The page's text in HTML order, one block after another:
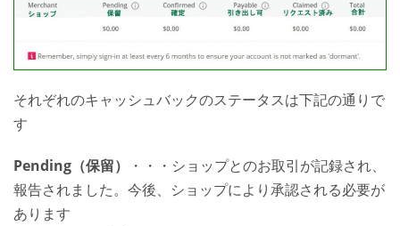
それぞれのキャッシュバックのステータスは下記の通りで
す
Pending（保留）
・・・ショップとのお取引が記録され、
報告されました。今後、ショップにより承認される必要が
あります